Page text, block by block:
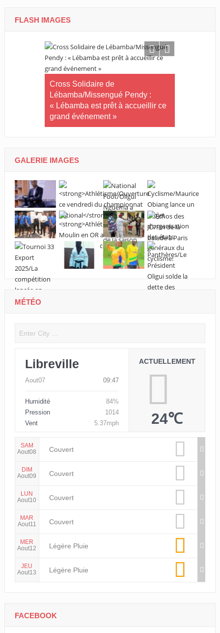
FLASH IMAGES
Cross Solidaire de
Lébamba/Missengué Pendy :
« Lébamba est prêt à accueillir ce
grand événement »
GALERIE IMAGES
MÉTÉO
Libreville
Aout07 09:47
Humidité
84%
Pression
1014
Vent
5.37mph
ACTUELLEMENT
24℃
SAM
Aout08
Couvert
DIM
Aout09
Couvert
LUN
Aout10
Couvert
MAR
Aout11
Couvert
MER
Aout12
Légère Pluie
JEU
Aout13
Légère Pluie
FACEBOOK